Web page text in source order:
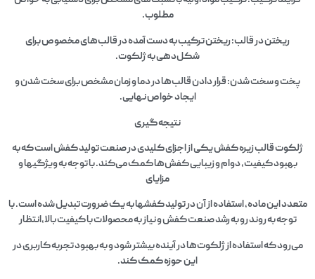
مطلوب.
ریختن در قالب: ریختن ترکیب به دست آمده در قالب‌های مخصوص برای
شکل‌دهی به ژلکوت.
و سخت شدن: قرار دادن قالب‌ها در دما و زمان مشخص برای سخت شدن و
ایجاد خواص نهایی.
نتیجه‌گیری
قالب زیره کفش یکی از اجزای کلیدی در صنعت تولید کفش است که به
کیفیت، دوام و زیبایی کفش‌ها کمک می‌کند. با توجه به ویژگیها و
مزایای
این ماده، استفاده از آن در تولید کفشها به یک ضرورت تبدیل شده است. با
به روند رو به رشد صنعت کفش و نیاز به محصولات با کیفیت بالا،انتظار
که استفاده از ژلکوت‌ها در آینده بیشتر شود و به بهبود تجربه کاربری در
این حوزه کمک کند.